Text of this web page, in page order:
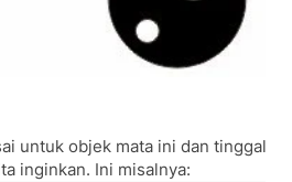
untuk objek mata ini dan tinggal
inginkan. Ini misalnya: